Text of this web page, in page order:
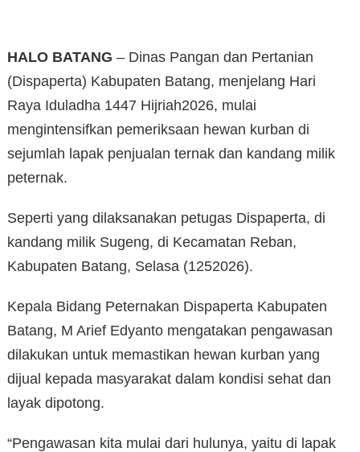
HALO BATANG – Dinas Pangan dan Pertanian
(Dispaperta) Kabupaten Batang, menjelang Hari
Raya Iduladha 1447 Hijriah2026, mulai
mengintensifkan pemeriksaan hewan kurban di
sejumlah lapak penjualan ternak dan kandang milik
peternak.
Seperti yang dilaksanakan petugas Dispaperta, di
kandang milik Sugeng, di Kecamatan Reban,
Kabupaten Batang, Selasa (1252026).
Kepala Bidang Peternakan Dispaperta Kabupaten
Batang, M Arief Edyanto mengatakan pengawasan
dilakukan untuk memastikan hewan kurban yang
dijual kepada masyarakat dalam kondisi sehat dan
layak dipotong.
“Pengawasan kita mulai dari hulunya, yaitu di lapak